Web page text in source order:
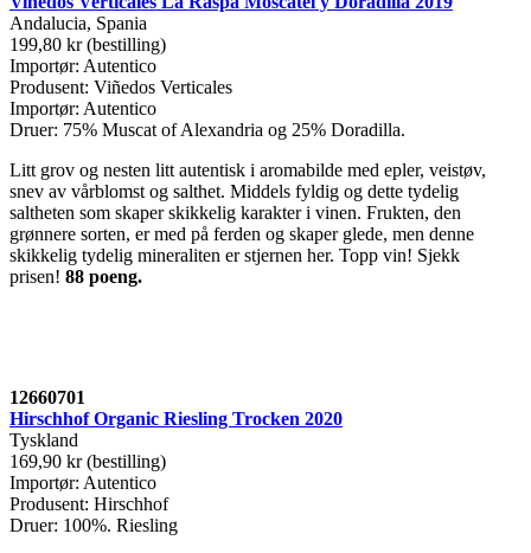
Andalucia, Spania
199,80 kr (bestilling)
Importør: Autentico
Produsent: Viñedos Verticales
Importør: Autentico
Druer: 75% Muscat of Alexandria og 25% Doradilla.
Litt grov og nesten litt autentisk i aromabilde med epler, veistøv,
snev av vårblomst og salthet. Middels fyldig og dette tydelig
saltheten som skaper skikkelig karakter i vinen. Frukten, den
grønnere sorten, er med på ferden og skaper glede, men denne
skikkelig tydelig mineraliten er stjernen her. Topp vin! Sjekk
prisen! 88 poeng.
12660701
Hirschhof Organic Riesling Trocken 2020
Tyskland
169,90 kr (bestilling)
Importør: Autentico
Produsent: Hirschhof
Druer: 100%. Riesling